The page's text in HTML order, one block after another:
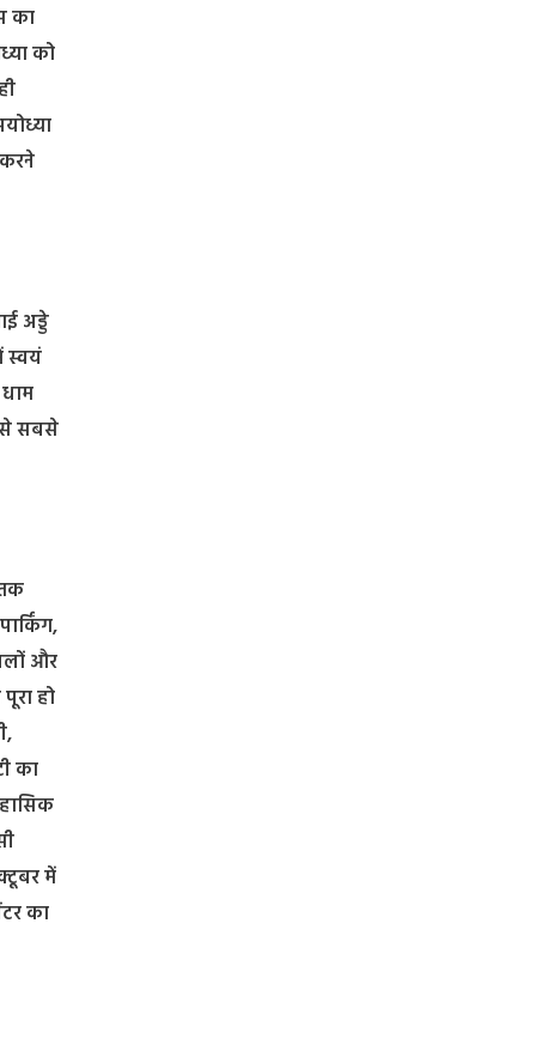
का
को
अड्डे
स्वयं
से सबसे
और
हो
का
में
का